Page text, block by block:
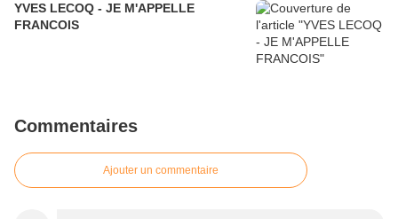
YVES LECOQ - JE M'APPELLE
FRANCOIS
Commentaires
Ajouter un commentaire